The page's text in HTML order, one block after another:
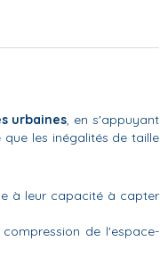
urbaines, en s'appuyant
les inégalités de taille
à leur capacité à capter
de l'espace-